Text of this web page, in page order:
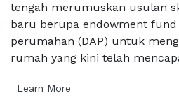
tengah merumuskan usulan
baru berupa endowment fund
perumahan (DAP) untuk
rumah yang kini telah
Learn More